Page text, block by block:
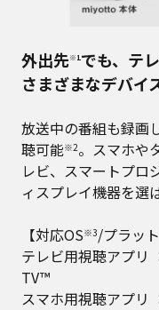
外出先※1 でも、テ
さまざまなデバイ
放送中の番組も録画
聴可能※2。スマホや
レビ、スマートプロ
ィスプレイ機器を選
【対応OS※3/プラッ
テレビ用視聴アプリ
TV™
スマホ用視聴アプ